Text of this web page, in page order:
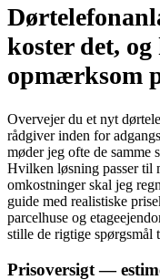
koster det,
opmærksom
Overvejer du et nyt
rådgiver inden for
møder jeg ofte de samme
Hvilken løsning passer til
omkostninger skal jeg
guide med realistiske
parcelhuse og
stille de rigtige spørgsmål
Prisoversigt —